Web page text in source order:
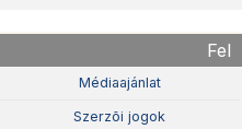
Fel
Médiaajánlat
Szerzõi jogok